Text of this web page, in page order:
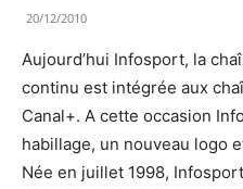
20/12/2010
Aujourd’hui Infosport, la
continu est intégrée aux
Canal+. A cette occasion
habillage, un nouveau logo
Née en juillet 1998,